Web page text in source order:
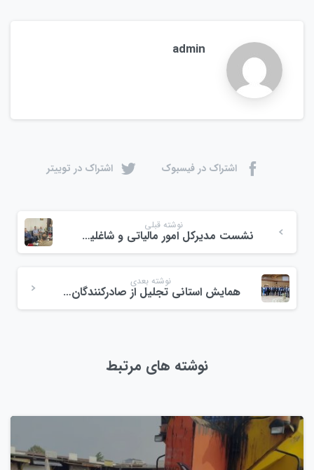
admin
اشتراک در فیسبوک اشتراک در توییتر
نوشته قبلی
نشست مدیرکل امور مالیاتی و شاغلین صنف میوه و تره بار
نوشته بعدی
همایش استانی تجلیل از صادرکنندگان نمونه
نوشته های مرتبط